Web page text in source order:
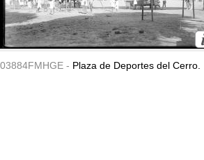
03884FMHGE - Plaza de Deportes del Cerro.